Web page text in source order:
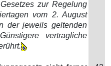
zur Regelung
vom 2. August
der jeweils geltenden
vertragliche